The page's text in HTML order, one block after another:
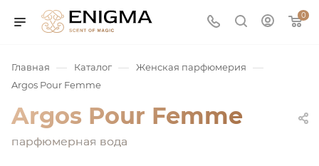
0
Главная — Каталог — Женская парфюмерия —
Argos Pour Femme
Argos Pour Femme
парфюмерная вода